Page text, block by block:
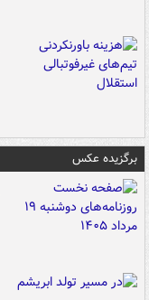
برگزیده عکس